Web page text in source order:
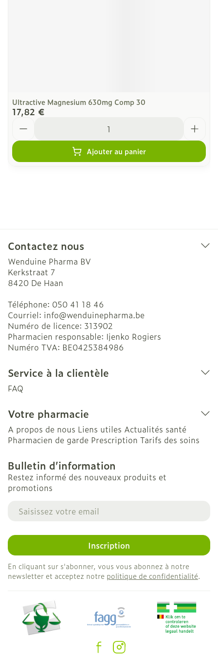
Ultractive Magnesium 630mg Comp 30
17,82 €
Ajouter au panier
Contactez nous
Wenduine Pharma BV
Kerkstraat 7
8420 De Haan
Téléphone: 050 41 18 46
Courriel: info@wenduinepharma.be
Numéro de licence: 313902
Pharmacien responsable: Ijenko Rogiers
Numéro TVA: BE0425384986
Service à la clientèle
FAQ
Votre pharmacie
A propos de nous Liens utiles Actualités santé
Pharmacien de garde Prescription Tarifs des soins
Bulletin d’information
Restez informé des nouveaux produits et
promotions
Adresse mail
Inscription
En cliquant sur s'abonner, vous vous abonnez à notre
newsletter et acceptez notre politique de confidentialité.